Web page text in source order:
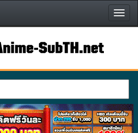
หน้า
แรก